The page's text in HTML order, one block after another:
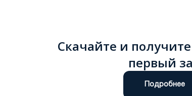
Скачайте и
первый
Подробнее